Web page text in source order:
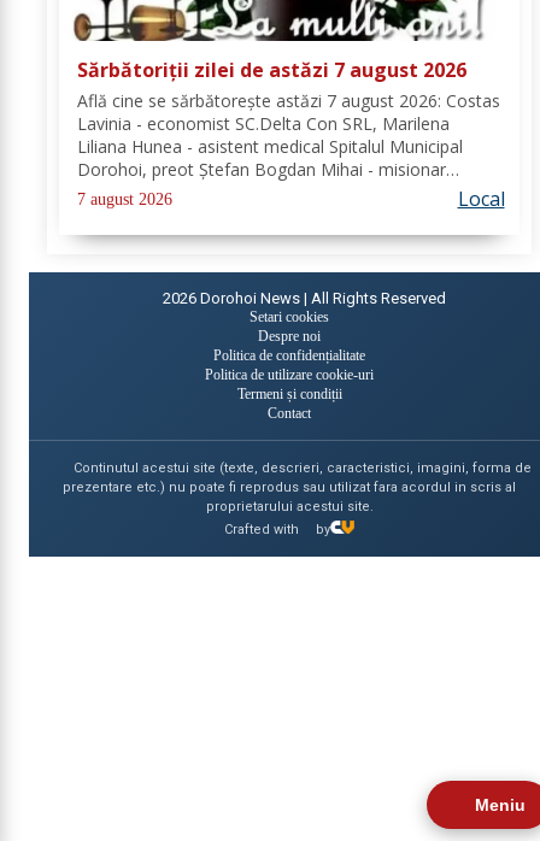
Meniu
Sărbătoriții zilei de astăzi 7 august 2026
Află cine se sărbătoreşte astăzi 7 august 2026: Costas
Lavinia - economist SC.Delta Con SRL, Marilena
Liliana Hunea - asistent medical Spitalul Municipal
Dorohoi, preot Ștefan Bogdan Mihai - misionar
protopopesc Protopopiatul Dorohoi, Marcela Simona
Vieru - profesor Grup Școlar Alexandru Vlahuță...
7 august 2026 Local
2026 Dorohoi News | All Rights Reserved
Setari cookies
Despre noi
Politica de confidențialitate
Politica de utilizare cookie-uri
Termeni și condiții
Contact
Continutul acestui site (texte, descrieri, caracteristici, imagini, forma de
prezentare etc.) nu poate fi reprodus sau utilizat fara acordul in scris al
proprietarului acestui site.
Crafted with
by